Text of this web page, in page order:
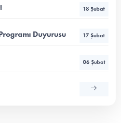
18 Şubat
Duyurusu 17 Şubat
06 Şubat